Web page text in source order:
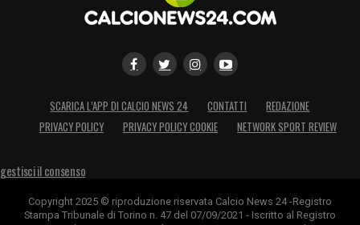
SCARICA L’APP DI CALCIO NEWS 24 CONTATTI
REDAZIONE
PRIVACY POLICY
PRIVACY POLICY COOKIE NETWORK SPORT REVIEW
gestisci il consenso
Copyright 2025 © riproduzione riservata Calcio News 24 -Registro
Stampa Tribunale di Torino n. 47 del 07/09/2021 - Iscritto al Registro